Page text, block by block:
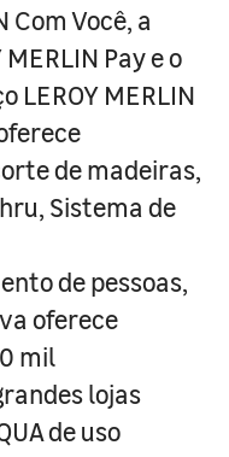
Com Você, a
Pay e o
LEROY MERLIN
de madeiras,
Sistema de
de pessoas,
oferece
mil
lojas
de uso